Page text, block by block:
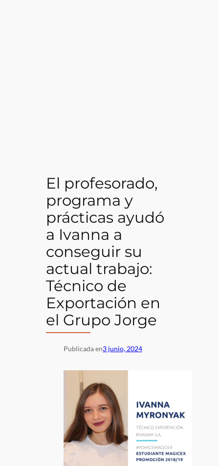
El profesorado,
programa y
prácticas ayudó
a Ivanna a
conseguir su
actual trabajo:
Técnico de
Exportación en
el Grupo Jorge
Publicada en3 junio, 2024